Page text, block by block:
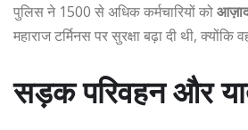
पुलिस ने 1500 से अधिक कर्मचारियों को
महाराज टर्मिनस पर सुरक्षा बढ़ा दी थी,
सड़क परिवहन और